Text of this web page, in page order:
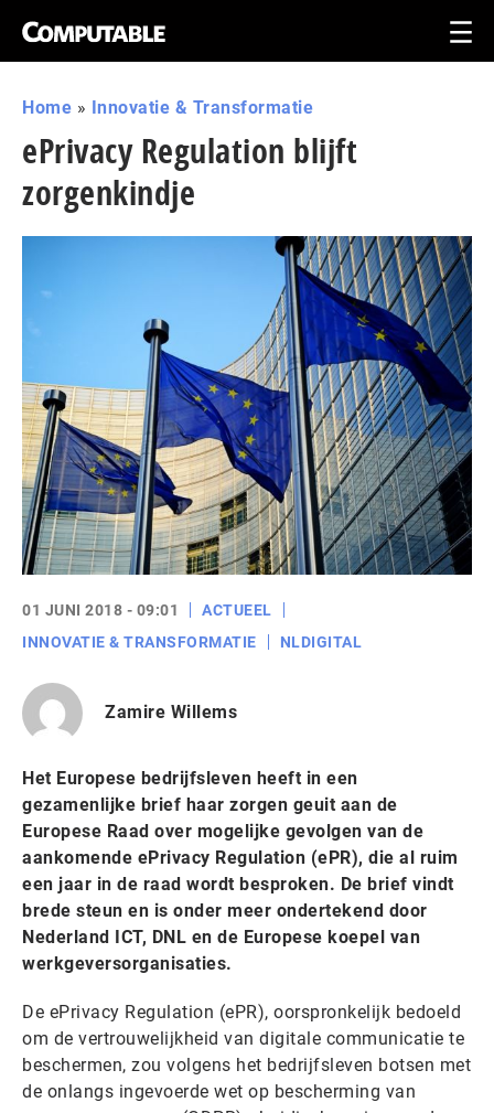
Home » Innovatie & Transformatie
ePrivacy Regulation blijft
zorgenkindje
01 JUNI 2018 - 09:01
ACTUEEL
INNOVATIE & TRANSFORMATIE
NLDIGITAL
Zamire Willems
Het Europese bedrijfsleven heeft in een
gezamenlijke brief haar zorgen geuit aan de
Europese Raad over mogelijke gevolgen van de
aankomende ePrivacy Regulation (ePR), die al ruim
een jaar in de raad wordt besproken. De brief vindt
brede steun en is onder meer ondertekend door
Nederland ICT, DNL en de Europese koepel van
werkgeversorganisaties.
De ePrivacy Regulation (ePR), oorspronkelijk bedoeld
om de vertrouwelijkheid van digitale communicatie te
beschermen, zou volgens het bedrijfsleven botsen met
de onlangs ingevoerde wet op bescherming van